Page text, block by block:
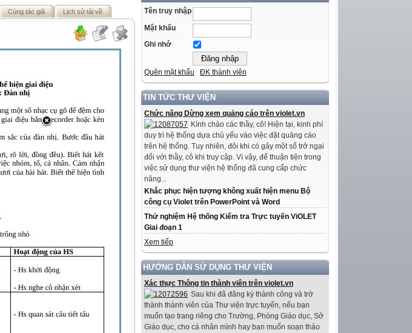
Tên truy nhập
Mật khẩu
Ghi nhớ
Quên mật khẩu ĐK thành viên
TIN TỨC THƯ VIỆN
Chức năng Dừng xem quảng cáo trên violet.vn
Kính chào các thầy, cô! Hiện tại, kinh phí
duy trì hệ thống dựa chủ yếu vào việc đặt quảng cáo
trên hệ thống. Tuy nhiên, đôi khi có gây một số trở ngại
đối với thầy, cô khi truy cập. Vì vậy, để thuận tiện trong
việc sử dụng thư viện hệ thống đã cung cấp chức
năng...
Khắc phục hiện tượng không xuất hiện menu Bộ
công cụ Violet trên PowerPoint và Word
Thử nghiệm Hệ thống Kiểm tra Trực tuyến ViOLET
Giai đoạn 1
Xem tiếp
HƯỚNG DẪN SỬ DỤNG THƯ VIỆN
Xác thực Thông tin thành viên trên violet.vn
Sau khi đã đăng ký thành công và trở
thành thành viên của Thư viện trực tuyến, nếu bạn
muốn tạo trang riêng cho Trường, Phòng Giáo dục, Sở
Giáo dục, cho cá nhân mình hay bạn muốn soạn thảo
Cùng tác giả Lịch sử tải về